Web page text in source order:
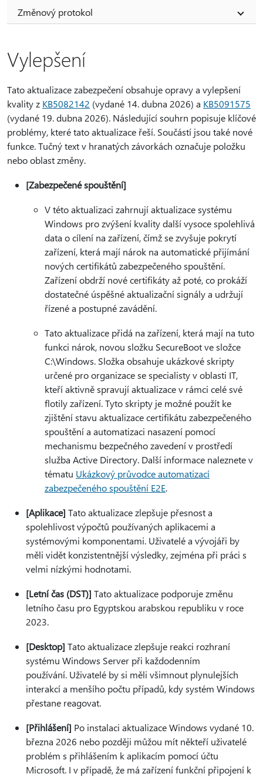
Změnový protokol
Vylepšení
Tato aktualizace zabezpečení obsahuje opravy a vylepšení
kvality z KB5082142 (vydané 14. dubna 2026) a KB5091575
(vydané 19. dubna 2026). Následující souhrn popisuje klíčové
problémy, které tato aktualizace řeší. Součástí jsou také nové
funkce. Tučný text v hranatých závorkách označuje položku
nebo oblast změny.
[Zabezpečené spouštění]
V této aktualizaci zahrnují aktualizace systému
Windows pro zvýšení kvality další vysoce spolehlivá
data o cílení na zařízení, čímž se zvyšuje pokrytí
zařízení, která mají nárok na automatické přijímání
nových certifikátů zabezpečeného spouštění.
Zařízení obdrží nové certifikáty až poté, co prokáží
dostatečné úspěšné aktualizační signály a udržují
řízené a postupné zavádění.
Tato aktualizace přidá na zařízení, která mají na tuto
funkci nárok, novou složku SecureBoot ve složce
C:\Windows. Složka obsahuje ukázkové skripty
určené pro organizace se specialisty v oblasti IT,
kteří aktivně spravují aktualizace v rámci celé své
flotily zařízení. Tyto skripty je možné použít ke
zjištění stavu aktualizace certifikátu zabezpečeného
spouštění a automatizaci nasazení pomocí
mechanismu bezpečného zavedení v prostředí
služba Active Directory. Další informace naleznete v
tématu Ukázkový průvodce automatizací
zabezpečeného spouštění E2E.
[Aplikace] Tato aktualizace zlepšuje přesnost a
spolehlivost výpočtů používaných aplikacemi a
systémovými komponentami. Uživatelé a vývojáři by
měli vidět konzistentnější výsledky, zejména při práci s
velmi nízkými hodnotami.
[Letní čas (DST)] Tato aktualizace podporuje změnu
letního času pro Egyptskou arabskou republiku v roce
2023.
[Desktop] Tato aktualizace zlepšuje reakci rozhraní
systému Windows Server při každodenním
používání. Uživatelé by si měli všimnout plynulejších
interakcí a menšího počtu případů, kdy systém Windows
přestane reagovat.
[Přihlášení] Po instalaci aktualizace Windows vydané 10.
března 2026 nebo později můžou mít někteří uživatelé
problém s přihlášením k aplikacím pomocí účtu
Microsoft. I v případě, že má zařízení funkční připojení k